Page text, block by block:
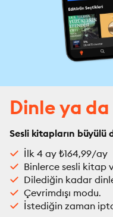
Dinle ya
Sesli kitapların büyülü
İlk 4 ay ₺164,99/ay
Binlerce sesli kitap
Dilediğin kadar
Çevrimdışı modu.
İstediğin zaman